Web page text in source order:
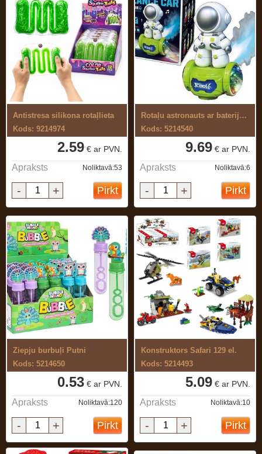
Antistresa silikona rotaļlieta
Kods: 9214974
2.59 € ar PVN.
Apraksts Noliktavā:53
- + Pirkt
Rotaļu astronauts ar baterijām
Kods: 5214540
9.69 € ar PVN.
Apraksts Noliktavā:6
- + Pirkt
Ziepju burbuļi Putni
Kods: 5214650
0.53 € ar PVN.
Apraksts Noliktavā:120
- + Pirkt
Konstruktors Safari 129 el.
Kods: 5214493
5.09 € ar PVN.
Apraksts Noliktavā:10
- + Pirkt